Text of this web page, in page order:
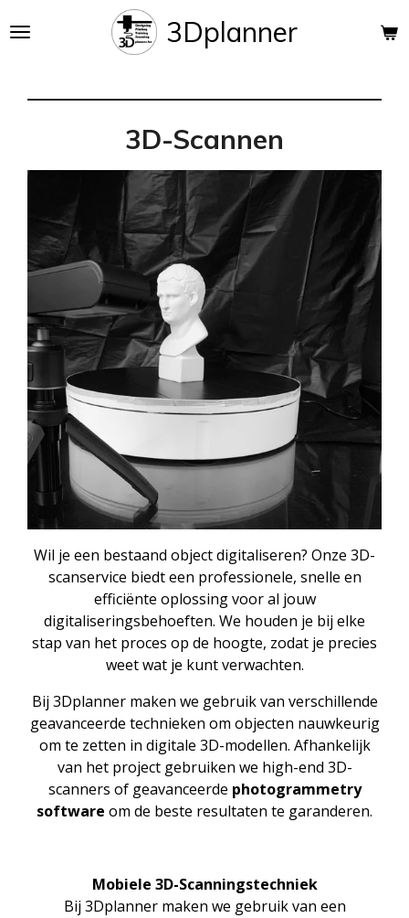
direct
3Dplanner
3D-Scannen
Wil je een bestaand object digitaliseren? Onze 3D-
scanservice biedt een professionele, snelle en
efficiënte oplossing voor al jouw
digitaliseringsbehoeften. We houden je bij elke
stap van het proces op de hoogte, zodat je precies
weet wat je kunt verwachten.
Bij 3Dplanner maken we gebruik van verschillende
geavanceerde technieken om objecten nauwkeurig
om te zetten in digitale 3D-modellen. Afhankelijk
van het project gebruiken we high-end 3D-
scanners of geavanceerde photogrammetry
software om de beste resultaten te garanderen.
Mobiele 3D-Scanningstechniek
Bij 3Dplanner maken we gebruik van een